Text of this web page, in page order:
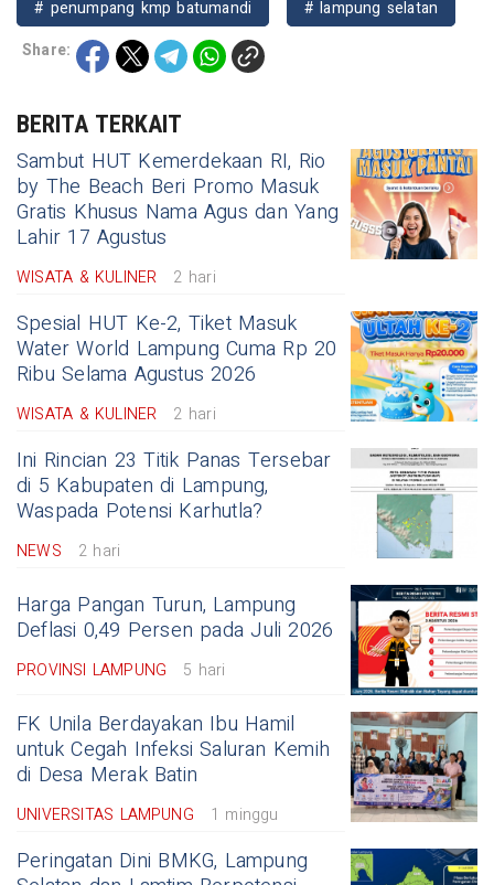
# penumpang kmp batumandi
# lampung selatan
Share:
BERITA TERKAIT
Sambut HUT Kemerdekaan RI, Rio
by The Beach Beri Promo Masuk
Gratis Khusus Nama Agus dan Yang
Lahir 17 Agustus
WISATA & KULINER 2 hari
Spesial HUT Ke-2, Tiket Masuk
Water World Lampung Cuma Rp 20
Ribu Selama Agustus 2026
WISATA & KULINER 2 hari
Ini Rincian 23 Titik Panas Tersebar
di 5 Kabupaten di Lampung,
Waspada Potensi Karhutla?
NEWS 2 hari
Harga Pangan Turun, Lampung
Deflasi 0,49 Persen pada Juli 2026
PROVINSI LAMPUNG 5 hari
FK Unila Berdayakan Ibu Hamil
untuk Cegah Infeksi Saluran Kemih
di Desa Merak Batin
UNIVERSITAS LAMPUNG 1 minggu
Peringatan Dini BMKG, Lampung